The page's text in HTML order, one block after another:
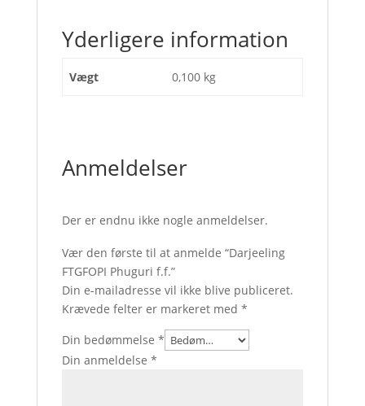
Yderligere information
Vægt 0,100 kg
Anmeldelser
Der er endnu ikke nogle anmeldelser.
Vær den første til at anmelde “Darjeeling
FTGFOPI Phuguri f.f.”
Din e-mailadresse vil ikke blive publiceret.
Krævede felter er markeret med *
Din bedømmelse *
Din anmeldelse *